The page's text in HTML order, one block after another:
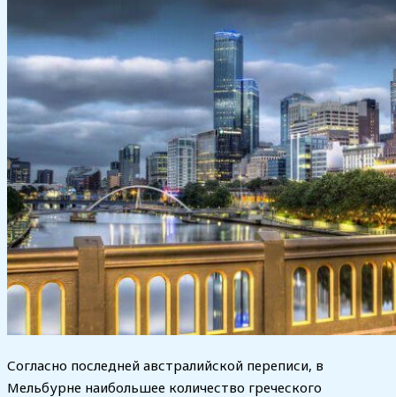
Согласно последней австралийской переписи, в
Мельбурне наибольшее количество греческого